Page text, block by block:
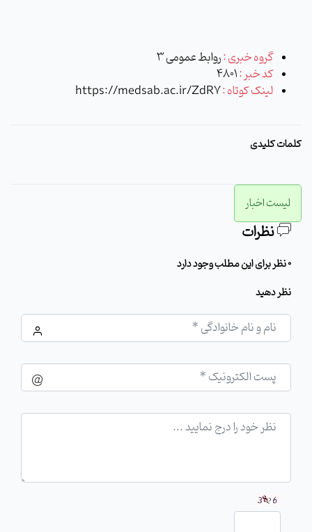
گروه خبری :روابط عمومی 3
کد خبر :4801
لینک کوتاه :https://medsab.ac.ir/ZdR7
کلمات کلیدی
لیست اخبار
نظرات
0 نظر برای این مطلب وجود دارد
نظر دهید